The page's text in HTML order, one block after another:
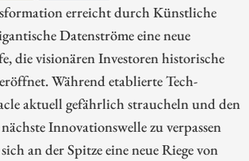
erreicht durch Künstliche
Datenströme eine neue
die visionären Investoren historische
Während etablierte Tech-
aktuell gefährlich straucheln und den
Innovationswelle zu verpassen
an der Spitze eine neue Riege von